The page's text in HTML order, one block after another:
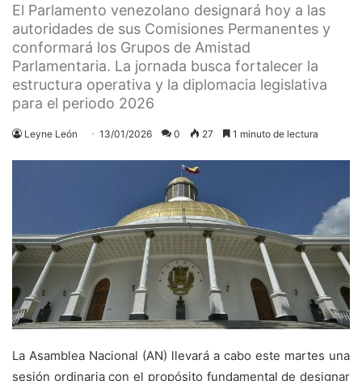
El Parlamento venezolano designará hoy a las
autoridades de sus Comisiones Permanentes y
conformará los Grupos de Amistad
Parlamentaria. La jornada busca fortalecer la
estructura operativa y la diplomacia legislativa
para el periodo 2026
Leyne León 13/01/2026 0 27 1 minuto de lectura
La Asamblea Nacional (AN) llevará a cabo este martes una
sesión ordinaria con el propósito fundamental de designar